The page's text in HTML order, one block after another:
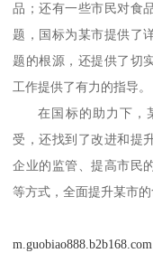
品；还有一些市民对食
题，国标为某市提供了
题的根源，还提供了切
工作提供了有力的指导。
在国标的助力下，
受，还找到了改进和提
企业的监管、提高市民
等方式，全面提升某市的
m.guobiao888.b2b168.com